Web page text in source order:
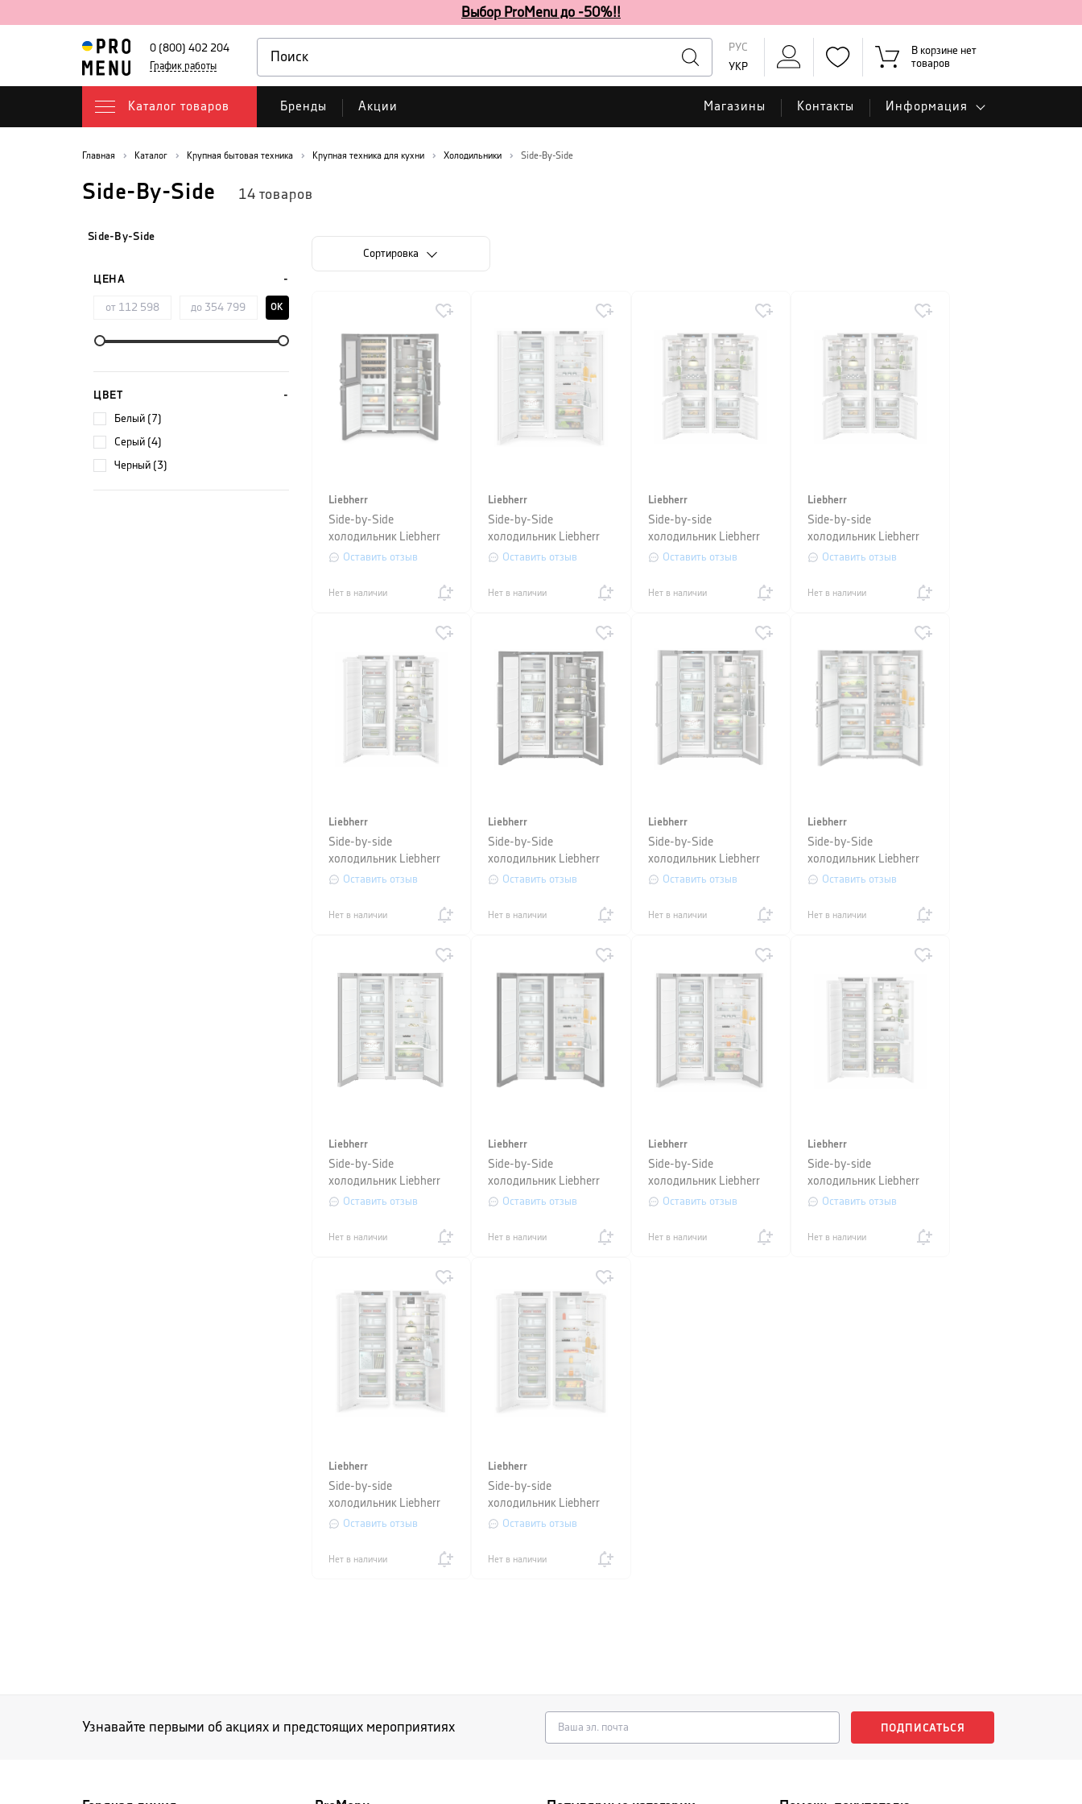
Выбор ProMenu до -50%!!
0 (800) 402 204
График работы
РУС
УКР
В корзине нет
товаров
Каталог товаров Бренды Акции Магазины Контакты Информация
Главная Каталог Крупная бытовая техника Крупная техника для кухни Холодильники Side-By-Side
Side-By-Side 14 товаров
Side-By-Side
ЦЕНА
OK
ЦВЕТ
белый (7)
серый (4)
черный (3)
Cортировка
Liebherr
Side-by-Side
холодильник Liebherr
(SRBbsc 529i+SWNbsd
Оставить отзыв
Нет в наличии
Liebherr
Side-by-Side
холодильник Liebherr
(SFNd 5227+SRd
Оставить отзыв
Нет в наличии
Liebherr
Side-by-side
холодильник Liebherr
(SICNdi 5153+ICBNdi
Оставить отзыв
Нет в наличии
Liebherr
Side-by-side
холодильник Liebherr
(SICNdi
Оставить отзыв
Нет в наличии
Liebherr
Side-by-side
холодильник Liebherr
(SIFNAd 5188+IRBAc
Оставить отзыв
Нет в наличии
Liebherr
Side-by-Side
холодильник Liebherr
(SFNbsd 529i+SRBbsc
Оставить отзыв
Нет в наличии
Liebherr
Side-by-Side
холодильник Liebherr
(SFNstd 529i+SRBstc
Оставить отзыв
Нет в наличии
Liebherr
Side-by-Side
холодильник Liebherr
(SBNsdd 526i + SRsdc
Оставить отзыв
Нет в наличии
Liebherr
Side-by-Side
холодильник Liebherr
(SFNsfd 5227 +SRBsfc
Оставить отзыв
Нет в наличии
Liebherr
Side-by-Side
холодильник Liebherr
(SFNbdd 5227+SRbdd
Оставить отзыв
Нет в наличии
Liebherr
Side-by-Side
холодильник Liebherr
(SFNsfd 5227 + SRsfd
Оставить отзыв
Нет в наличии
Liebherr
Side-by-side
холодильник Liebherr
(SIFNSe 5128+IRBSd
Оставить отзыв
Нет в наличии
Liebherr
Side-by-side
холодильник Liebherr
(SIFNdi 5188+IRBdi
Оставить отзыв
Нет в наличии
Liebherr
Side-by-side
холодильник Liebherr
(SIFNe 5108+IRe 5100)
Оставить отзыв
Нет в наличии
Узнавайте первыми об акциях и предстоящих мероприятиях ПОДПИСАТЬСЯ